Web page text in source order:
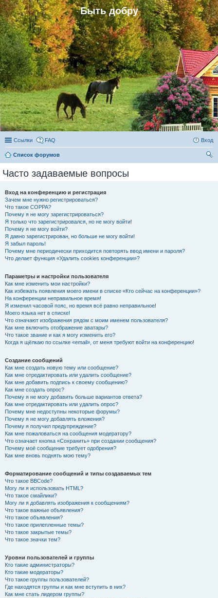
Быть добру
Ссылки FAQ Вход
Список форумов
Часто задаваемые вопросы
Вход на конференцию и регистрация
Зачем мне нужно регистрироваться?
Что такое COPPA?
Почему я не могу зарегистрироваться?
Я только что зарегистрировался, но не могу войти!
Почему я не могу войти?
Я давно зарегистрирован, но больше не могу войти!
Я забыл пароль!
Почему мне периодически приходится повторять ввод имени и пароля?
Что делает функция «Удалить cookies конференции»?
Параметры и настройки пользователя
Как мне изменить мои настройки?
Как избежать появления моего имени в списке «Кто сейчас на конференции»?
На конференции неправильное время!
Я изменил часовой пояс, но время всё равно неправильное!
Моего языка нет в списке!
Что означают изображения рядом с моим именем пользователя?
Как мне включить отображение аватары?
Что такое звание и как я могу изменить его?
Когда я щёлкаю по ссылке «email», от меня требуют войти на конференцию!
Создание сообщений
Как мне создать новую тему или сообщение?
Как мне отредактировать или удалить сообщение?
Как мне добавить подпись к своему сообщению?
Как мне создать опрос?
Почему я не могу добавить больше вариантов ответа?
Как мне отредактировать или удалить опрос?
Почему мне недоступны некоторые форумы?
Почему я не могу добавлять вложения?
Почему я получил предупреждение?
Как мне пожаловаться на сообщения модератору?
Что означает кнопка «Сохранить» при создании сообщения?
Почему моё сообщение требует одобрения?
Как мне вновь поднять мою тему?
Форматирование сообщений и типы создаваемых тем
Что такое BBCode?
Могу ли я использовать HTML?
Что такое смайлики?
Могу ли я добавлять изображения к сообщениям?
Что такое важные объявления?
Что такое объявления?
Что такое прилепленные темы?
Что такое закрытые темы?
Что такое значки тем?
Уровни пользователей и группы
Кто такие администраторы?
Кто такие модераторы?
Что такое группы пользователей?
Где находятся группы и как мне вступить в них?
Как мне стать лидером группы?